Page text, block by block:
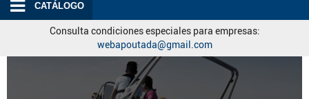
CATÁLOGO
Consulta condiciones especiales para empresas:
webapoutada@gmail.com